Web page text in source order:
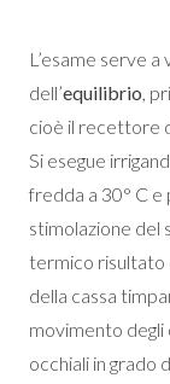
L’esame serve
dell’equilibrio,
cioè il recettore
Si esegue
fredda a 30° C e
stimolazione del
termico risultato
della cassa
movimento degli
occhiali in grado